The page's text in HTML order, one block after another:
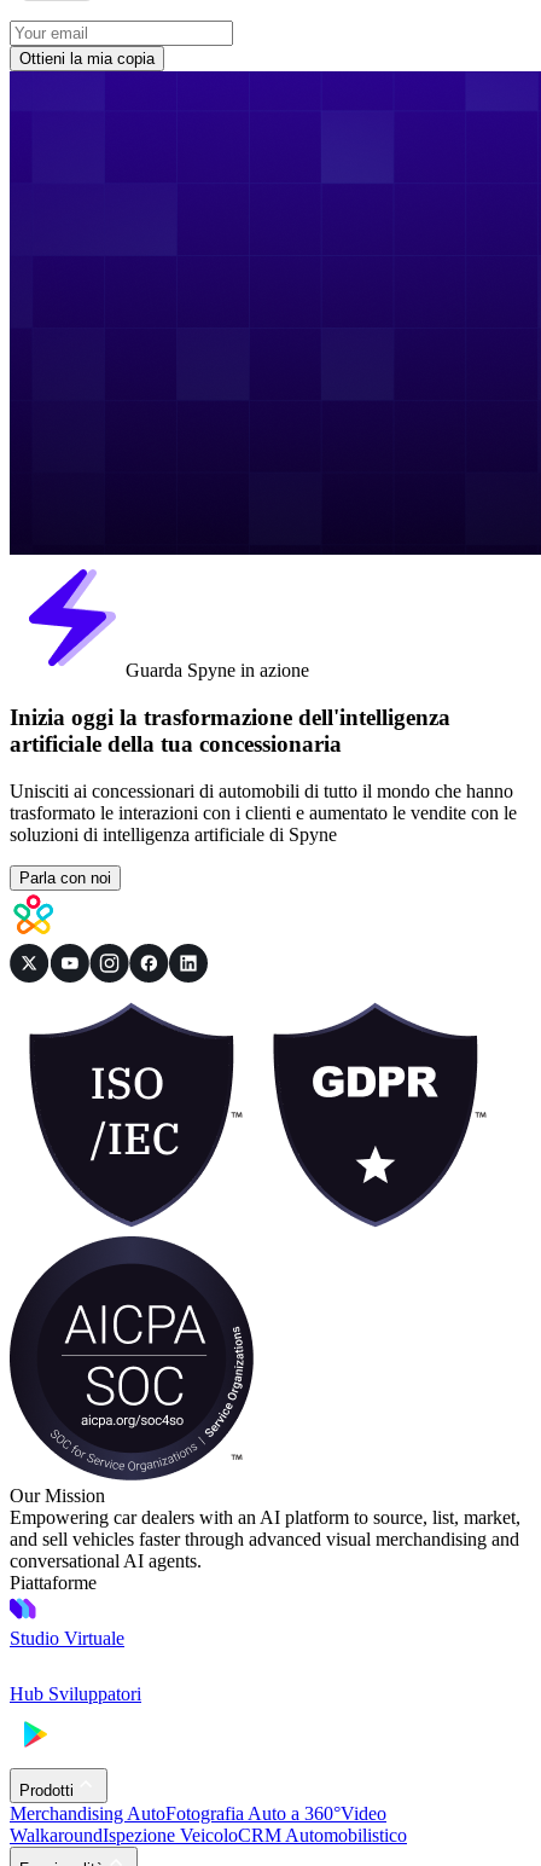
Ottieni la mia copia
Guarda Spyne in azione
Inizia oggi la trasformazione dell'intelligenza
artificiale della tua concessionaria
Unisciti ai concessionari di automobili di tutto il mondo che hanno
trasformato le interazioni con i clienti e aumentato le vendite con le
soluzioni di intelligenza artificiale di Spyne
Parla con noi
Our Mission
Empowering car dealers with an AI platform to source, list, market,
and sell vehicles faster through advanced visual merchandising and
conversational AI agents.
Piattaforme
Studio Virtuale
Hub Sviluppatori
Prodotti
Merchandising AutoFotografia Auto a 360°Video
WalkaroundIspezione VeicoloCRM Automobilistico